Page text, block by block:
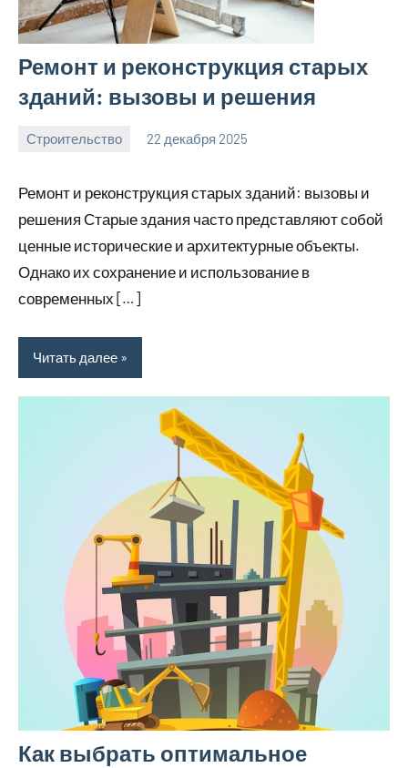
Ремонт и реконструкция старых
зданий: вызовы и решения
Строительство 22 декабря 2025
svargroup_ru
Ремонт и реконструкция старых зданий: вызовы и
решения Старые здания часто представляют собой
ценные исторические и архитектурные объекты.
Однако их сохранение и использование в
современных […]
Читать далее
Как выбрать оптимальное